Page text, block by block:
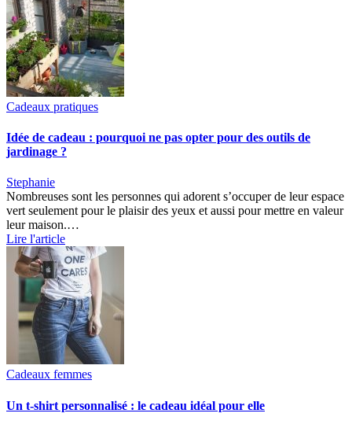
Cadeaux pratiques
Idée de cadeau : pourquoi ne pas opter pour des outils de
jardinage ?
Stephanie
Nombreuses sont les personnes qui adorent s’occuper de leur espace
vert seulement pour le plaisir des yeux et aussi pour mettre en valeur
leur maison.…
Lire l'article
Cadeaux femmes
Un t-shirt personnalisé : le cadeau idéal pour elle